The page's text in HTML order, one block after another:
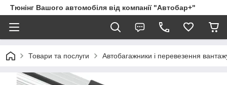
Тюнінг Вашого автомобіля від компанії "Автобар+"
Товари та послуги Автобагажники і перевезення